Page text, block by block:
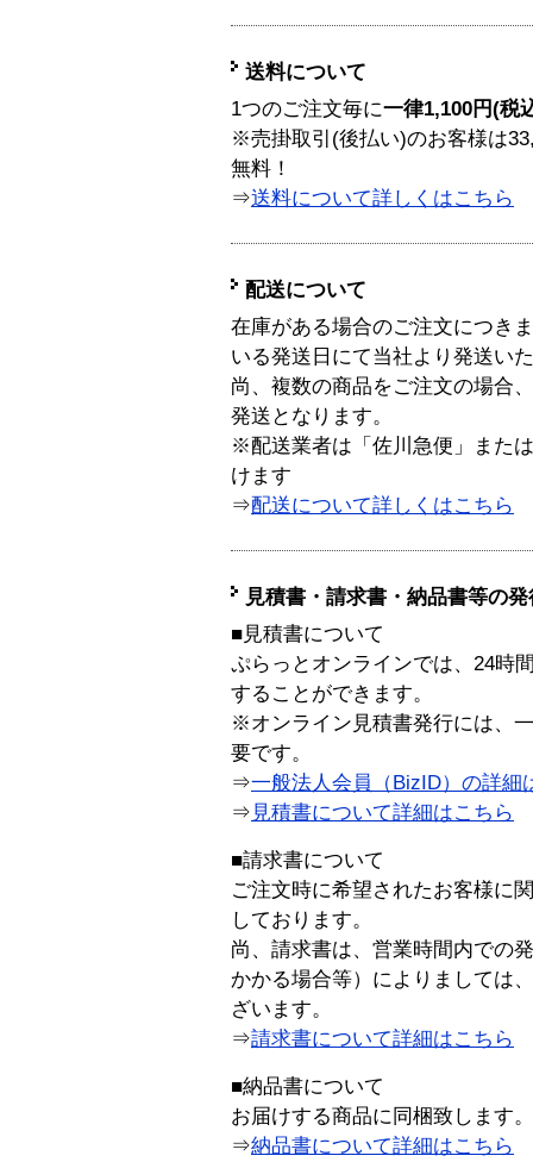
送料について
1つのご注文毎に一律1,100円(税
※売掛取引(後払い)のお客様は
無料！
⇒送料について詳しくはこちら
配送について
在庫がある場合のご注文につき
いる発送日にて当社より発送い
尚、複数の商品をご注文の場合
発送となります。
※配送業者は「佐川急便」また
けます
⇒配送について詳しくはこちら
見積書・請求書・納品書等の
■見積書について
ぷらっとオンラインでは、24時
することができます。
※オンライン見積書発行には、
要です。
⇒一般法人会員（BizID）の詳細
⇒ 見積書について詳細はこちら
■請求書について
ご注文時に希望されたお客様に
しております。
尚、請求書は、営業時間内での
かかる場合等）によりましては
ざいます。
⇒請求書について詳細はこちら
■納品書について
お届けする商品に同梱致します。
⇒納品書について詳細はこちら